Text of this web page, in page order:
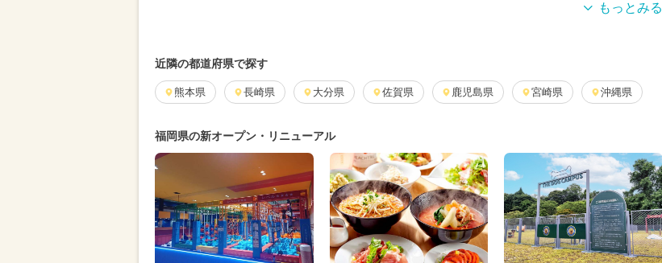
2024年8月のイベント
2024年10月のイベント 2025年1月のイベント 2025年2月のイベント
2026年2月のイベント 2026年3月のイベント クリスマス 2025年6月のイベント
イルミネーション 職業体験 春休み 2024年5月のイベント
2026年4月のイベント 2023年12月のイベント 2026年6月のイベント
2024年6月のイベント 夏休み（日帰り） ご当地グルメ・限定メニュー
近隣の都道府県で探す
熊本県 長崎県 大分県 佐賀県 鹿児島県 宮崎県 沖縄県
福岡県の新オープン・リニューアル